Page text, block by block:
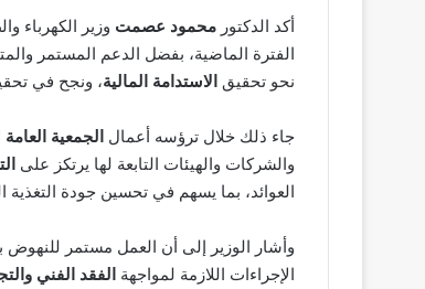
أكد الدكتور محمود عصمت وزير الكهرباء
الفترة الماضية، بفضل الدعم المستمر
نحو تحقيق الاستدامة المالية، ونجح في
جاء ذلك خلال ترؤسه أعمال الجمعية
والشركات والهيئات التابعة لها يرتكز على
العوائد، بما يسهم في تحسين جودة التغذية
وأشار الوزير إلى أن العمل مستمر للنهوض
الإجراءات اللازمة لمواجهة الفقد الفني